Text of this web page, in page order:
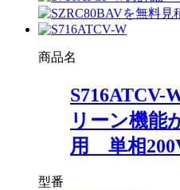
商品名
リーン機能
用 単相
型番